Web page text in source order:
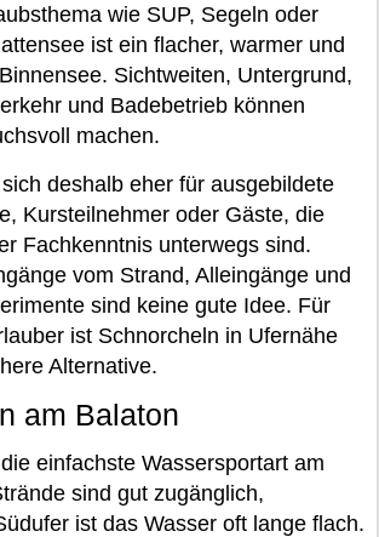
wie SUP, Segeln oder
ist ein flacher, warmer und
Sichtweiten, Untergrund,
und Badebetrieb können
machen.
deshalb eher für ausgebildete
Kursteilnehmer oder Gäste, die
Fachkenntnis unterwegs sind.
vom Strand, Alleingänge und
sind keine gute Idee. Für
ist Schnorcheln in Ufernähe
Alternative.
am Balaton
einfachste Wassersportart am
sind gut zugänglich,
ist das Wasser oft lange flach.